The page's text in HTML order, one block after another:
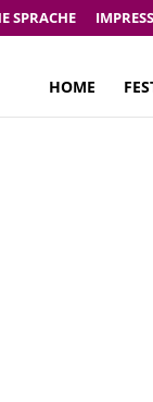
SPRACHE
HOME